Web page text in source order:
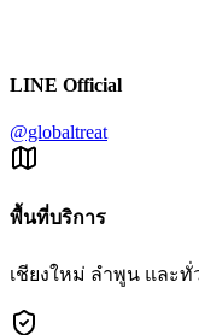
LINE Official
@globaltreat
พื้นที่บริการ
เชียงใหม่ ลำพูน และทั่